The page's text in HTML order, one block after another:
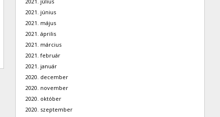
2021. június
2021. május
2021. április
2021. március
2021. február
2021. január
2020. december
2020. november
2020. október
2020. szeptember